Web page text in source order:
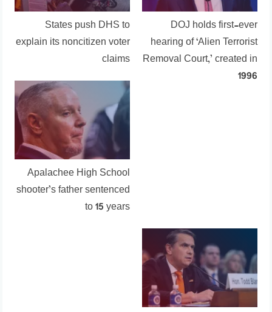
DOJ holds first-ever
hearing of ‘Alien Terrorist
Removal Court,’ created in
1996
States push DHS to
explain its noncitizen voter
claims
Apalachee High School
shooter’s father sentenced
to 15 years